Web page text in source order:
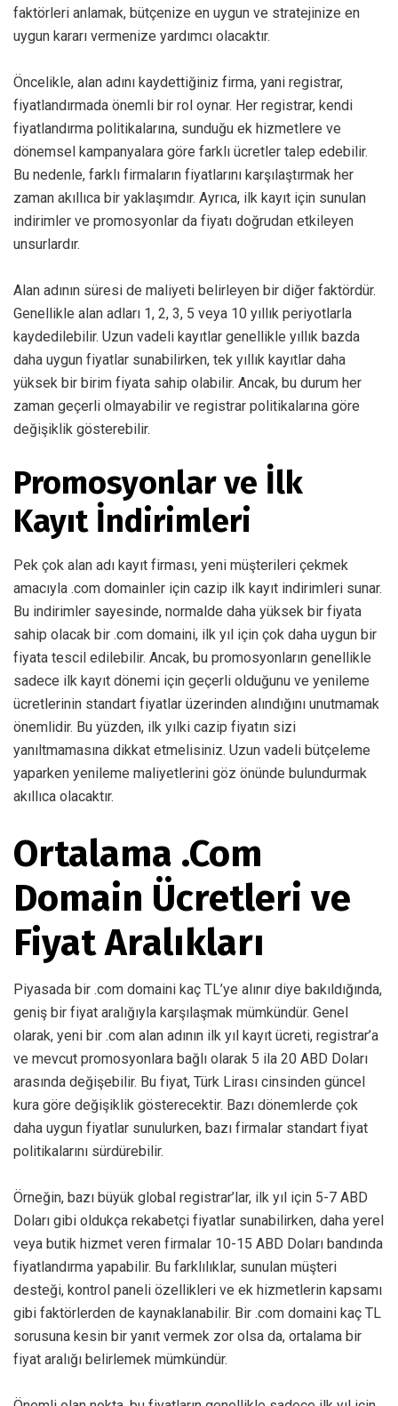
faktörleri anlamak, bütçenize en uygun ve stratejinize en
uygun kararı vermenize yardımcı olacaktır.
Öncelikle, alan adını kaydettiğiniz firma, yani registrar,
fiyatlandırmada önemli bir rol oynar. Her registrar, kendi
fiyatlandırma politikalarına, sunduğu ek hizmetlere ve
dönemsel kampanyalara göre farklı ücretler talep edebilir.
Bu nedenle, farklı firmaların fiyatlarını karşılaştırmak her
zaman akıllıca bir yaklaşımdır. Ayrıca, ilk kayıt için sunulan
indirimler ve promosyonlar da fiyatı doğrudan etkileyen
unsurlardır.
Alan adının süresi de maliyeti belirleyen bir diğer faktördür.
Genellikle alan adları 1, 2, 3, 5 veya 10 yıllık periyotlarla
kaydedilebilir. Uzun vadeli kayıtlar genellikle yıllık bazda
daha uygun fiyatlar sunabilirken, tek yıllık kayıtlar daha
yüksek bir birim fiyata sahip olabilir. Ancak, bu durum her
zaman geçerli olmayabilir ve registrar politikalarına göre
değişiklik gösterebilir.
Promosyonlar ve İlk
Kayıt İndirimleri
Pek çok alan adı kayıt firması, yeni müşterileri çekmek
amacıyla .com domainler için cazip ilk kayıt indirimleri sunar.
Bu indirimler sayesinde, normalde daha yüksek bir fiyata
sahip olacak bir .com domaini, ilk yıl için çok daha uygun bir
fiyata tescil edilebilir. Ancak, bu promosyonların genellikle
sadece ilk kayıt dönemi için geçerli olduğunu ve yenileme
ücretlerinin standart fiyatlar üzerinden alındığını unutmamak
önemlidir. Bu yüzden, ilk yılki cazip fiyatın sizi
yanıltmamasına dikkat etmelisiniz. Uzun vadeli bütçeleme
yaparken yenileme maliyetlerini göz önünde bulundurmak
akıllıca olacaktır.
Ortalama .Com
Domain Ücretleri ve
Fiyat Aralıkları
Piyasada bir .com domaini kaç TL’ye alınır diye bakıldığında,
geniş bir fiyat aralığıyla karşılaşmak mümkündür. Genel
olarak, yeni bir .com alan adının ilk yıl kayıt ücreti, registrar’a
ve mevcut promosyonlara bağlı olarak 5 ila 20 ABD Doları
arasında değişebilir. Bu fiyat, Türk Lirası cinsinden güncel
kura göre değişiklik gösterecektir. Bazı dönemlerde çok
daha uygun fiyatlar sunulurken, bazı firmalar standart fiyat
politikalarını sürdürebilir.
Örneğin, bazı büyük global registrar’lar, ilk yıl için 5-7 ABD
Doları gibi oldukça rekabetçi fiyatlar sunabilirken, daha yerel
veya butik hizmet veren firmalar 10-15 ABD Doları bandında
fiyatlandırma yapabilir. Bu farklılıklar, sunulan müşteri
desteği, kontrol paneli özellikleri ve ek hizmetlerin kapsamı
gibi faktörlerden de kaynaklanabilir. Bir .com domaini kaç TL
sorusuna kesin bir yanıt vermek zor olsa da, ortalama bir
fiyat aralığı belirlemek mümkündür.